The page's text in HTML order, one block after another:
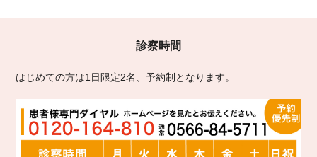
診察時間
はじめての方は1日限定2名、予約制となります。